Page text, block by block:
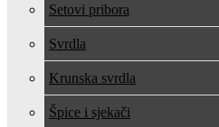
Setovi pribora
Svrdla
Krunska svrdla
Špice i sjekači